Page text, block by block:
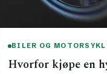
BILER OG
Hvorfor kjøpe en